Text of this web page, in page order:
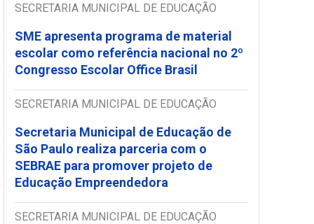
SECRETARIA MUNICIPAL DE EDUCAÇÃO
SME apresenta programa de material
escolar como referência nacional no 2º
Congresso Escolar Office Brasil
SECRETARIA MUNICIPAL DE EDUCAÇÃO
Secretaria Municipal de Educação de
São Paulo realiza parceria com o
SEBRAE para promover projeto de
Educação Empreendedora
SECRETARIA MUNICIPAL DE EDUCAÇÃO